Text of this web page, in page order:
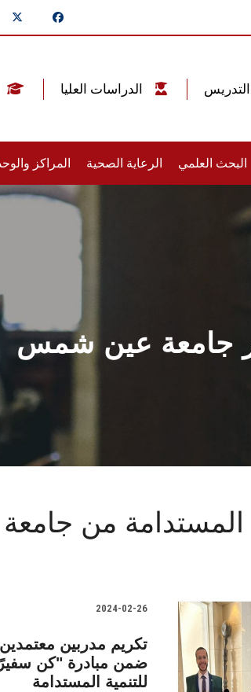
البحث العلمي الرعاية الصحية المراكز
جامعة عين شمس
المستدامة من
2024-02-26
تكريم مدربين
ضمن مبادرة "كن
للتنمية المستدامة